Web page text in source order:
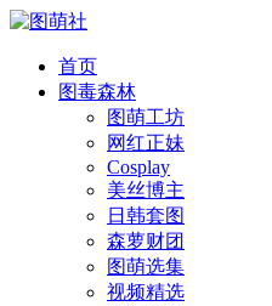
首页
图毒森林
图萌工坊
网红正妹
Cosplay
美丝博主
日韩套图
森萝财团
图萌选集
视频精选